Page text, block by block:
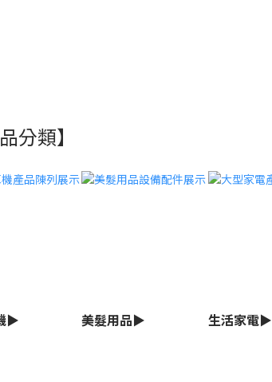
分類】
▶ 美髮用品▶ 生活家電▶